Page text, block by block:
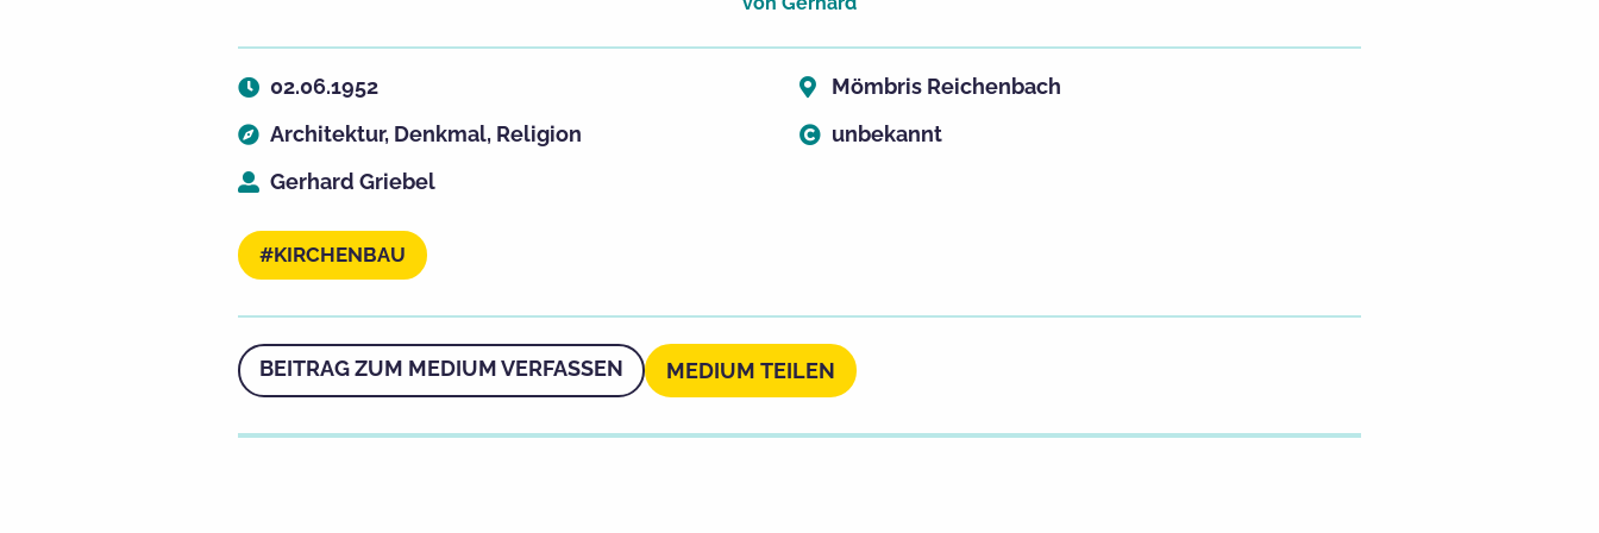
02.06.1952
Mömbris Reichenbach
Architektur, Denkmal, Religion
unbekannt
Gerhard Griebel
KIRCHENBAU
BEITRAG ZUM MEDIUM VERFASSEN MEDIUM TEILEN